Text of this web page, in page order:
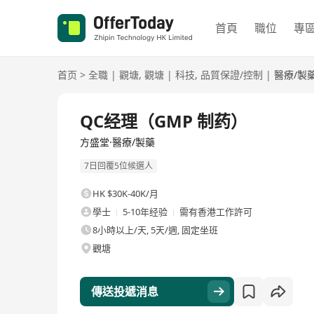
首頁 職位 專
首页 > 全職 | 觀塘, 觀塘 | 科技, 品質保證/控制 | 醫療/製
QC经理（GMP 制药）
方盛堂·醫療/製藥
7日回覆5位候選人
HK $30K-40K/月
學士
5-10年经验
需有香港工作許可
8小時以上/天, 5天/週, 固定坐班
觀塘
傳送投遞消息